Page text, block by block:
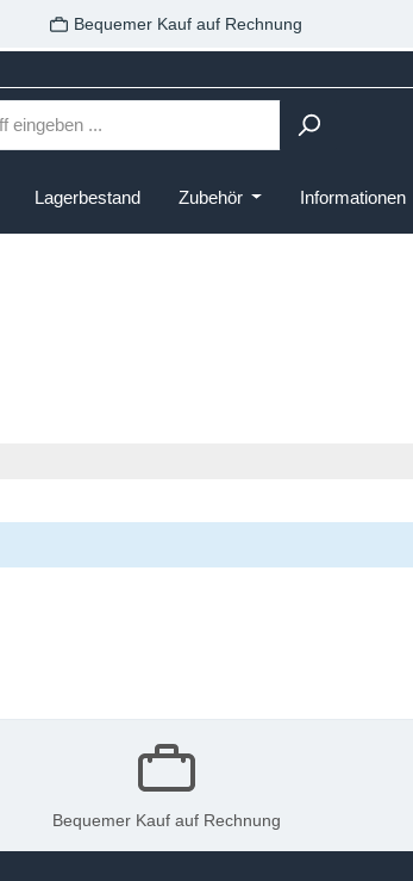
Bequemer Kauf auf Rechnung
Lagerbestand Zubehör Informationen
Bequemer Kauf auf Rechnung